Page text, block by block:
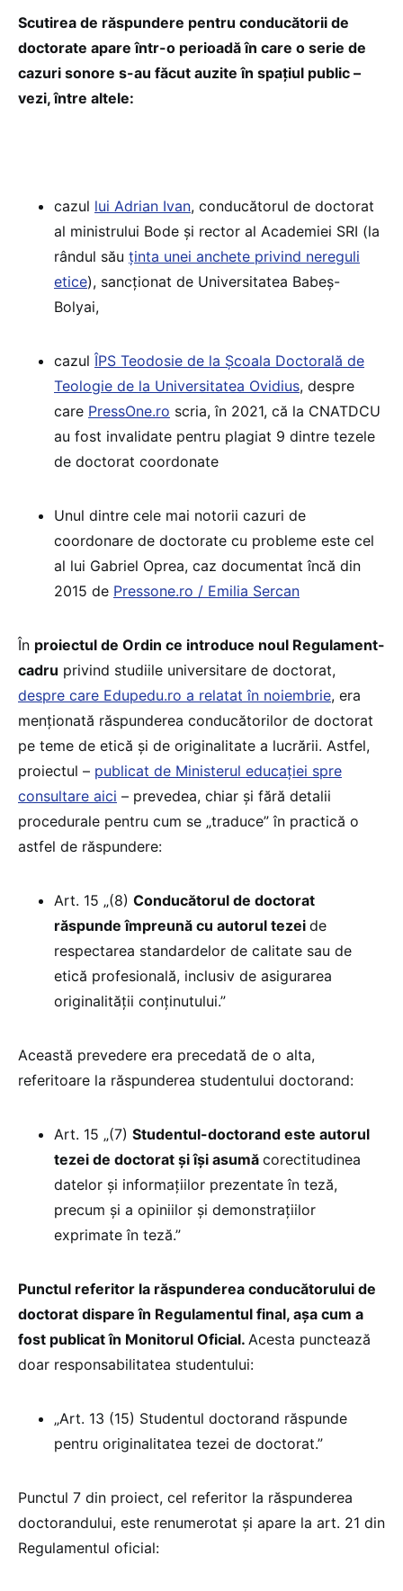
Scutirea de răspundere pentru conducătorii de
doctorate apare într-o perioadă în care o serie de
cazuri sonore s-au făcut auzite în spațiul public –
vezi, între altele:
cazul lui Adrian Ivan, conducătorul de doctorat
al ministrului Bode și rector al Academiei SRI (la
rândul său ținta unei anchete privind nereguli
etice), sancționat de Universitatea Babeș-
Bolyai,
cazul ÎPS Teodosie de la Școala Doctorală de
Teologie de la Universitatea Ovidius, despre
care PressOne.ro scria, în 2021, că la CNATDCU
au fost invalidate pentru plagiat 9 dintre tezele
de doctorat coordonate
Unul dintre cele mai notorii cazuri de
coordonare de doctorate cu probleme este cel
al lui Gabriel Oprea, caz documentat încă din
2015 de Pressone.ro / Emilia Sercan
În proiectul de Ordin ce introduce noul Regulament-
cadru privind studiile universitare de doctorat,
despre care Edupedu.ro a relatat în noiembrie, era
menționată răspunderea conducătorilor de doctorat
pe teme de etică și de originalitate a lucrării. Astfel,
proiectul – publicat de Ministerul educației spre
consultare aici – prevedea, chiar și fără detalii
procedurale pentru cum se „traduce” în practică o
astfel de răspundere:
Art. 15 „(8) Conducătorul de doctorat
răspunde împreună cu autorul tezei de
respectarea standardelor de calitate sau de
etică profesională, inclusiv de asigurarea
originalității conținutului.”
Această prevedere era precedată de o alta,
referitoare la răspunderea studentului doctorand:
Art. 15 „(7) Studentul-doctorand este autorul
tezei de doctorat și își asumă corectitudinea
datelor și informațiilor prezentate în teză,
precum și a opiniilor și demonstrațiilor
exprimate în teză.”
Punctul referitor la răspunderea conducătorului de
doctorat dispare în Regulamentul final, așa cum a
fost publicat în Monitorul Oficial. Acesta punctează
doar responsabilitatea studentului:
„Art. 13 (15) Studentul doctorand răspunde
pentru originalitatea tezei de doctorat.”
Punctul 7 din proiect, cel referitor la răspunderea
doctorandului, este renumerotat și apare la art. 21 din
Regulamentul oficial: